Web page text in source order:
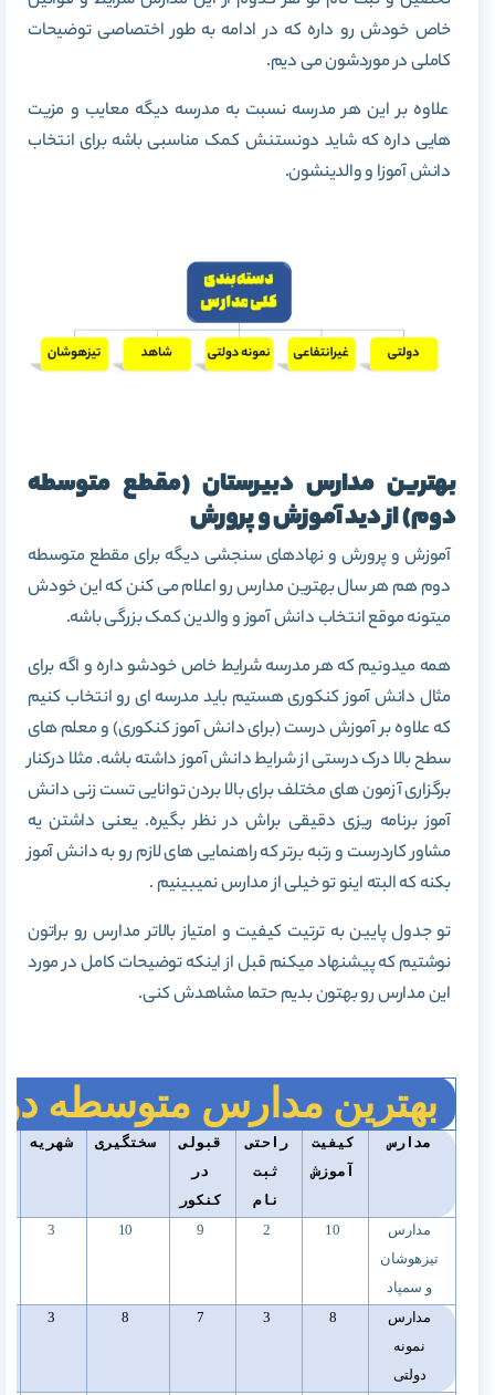
خاص خودش رو داره که در ادامه به طور اختصاصی توضیحات
کاملی در موردشون می دیم.
علاوه بر این هر مدرسه نسبت به مدرسه دیگه معایب و مزیت
هایی داره که شاید دونستنش کمک مناسبی باشه برای انتخاب
دانش آموزا و والدینشون.
بهترین مدارس دبیرستان (مقطع متوسطه
دوم) از دید آموزش و پرورش
آموزش و پرورش و نهادهای سنجشی دیگه برای مقطع متوسطه
دوم هم هر سال بهترین مدارس رو اعلام می کنن که این خودش
میتونه موقع انتخاب دانش آموز و والدین کمک بزرگی باشه.
همه میدونیم که هر مدرسه شرایط خاص خودشو داره و اگه برای
مثال دانش آموز کنکوری هستیم باید مدرسه ای رو انتخاب کنیم
که علاوه بر آموزش درست (برای دانش آموز کنکوری) و معلم های
سطح بالا درک درستی از شرایط دانش آموز داشته باشه. مثلا درکنار
برگزاری آزمون های مختلف برای بالا بردن توانایی تست زنی دانش
آموز برنامه ریزی دقیقی براش در نظر بگیره. یعنی داشتن یه
مشاور کاردرست و رتبه برتر که راهنمایی های لازم رو به دانش آموز
بکنه که البته اینو تو خیلی از مدارس نمیبینیم .
تو جدول پایین به ترتیت کیفیت و امتیاز بالاتر مدارس رو براتون
نوشتیم که پیشنهاد میکنم قبل از اینکه توضیحات کامل در مورد
این مدارس رو بهتون بدیم حتما مشاهدش کنی.
بهترین مدارس متوسطه
مدارس
کیفیت
آموزش
راحتی
ثبت
نام
قبولی
در
کنکور
سختگیری شهریه
مدارس
تیزهوشان
و سمپاد
10
2
9
10
3
مدارس
نمونه
دولتی
8
3
7
8
3